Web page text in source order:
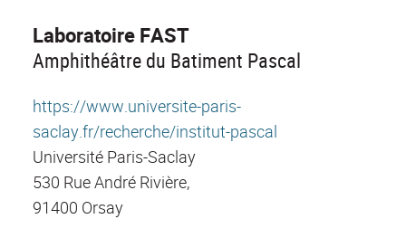
Laboratoire FAST
Amphithéâtre du Batiment Pascal
https://www.universite-paris-
saclay.fr/recherche/institut-pascal
Université Paris-Saclay
530 Rue André Rivière,
91400 Orsay